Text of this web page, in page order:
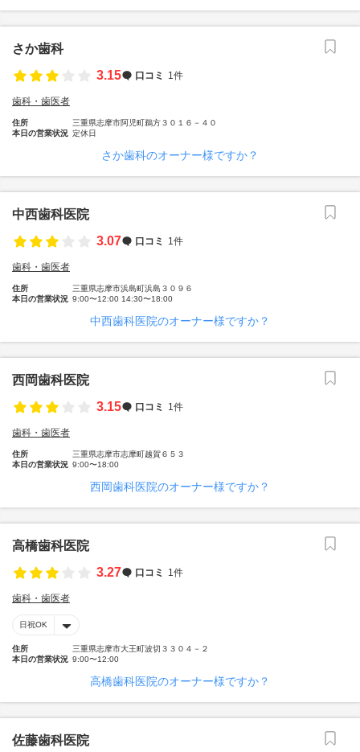
さか歯科
3.15
口コミ 1件
歯科・歯医者
住所
三重県志摩市阿児町鵜方３０１６－４０
本日の営業状況 定休日
さか歯科のオーナー様ですか？
中西歯科医院
3.07
口コミ 1件
歯科・歯医者
住所
三重県志摩市浜島町浜島３０９６
本日の営業状況 9:00〜12:00 14:30〜18:00
中西歯科医院のオーナー様ですか？
西岡歯科医院
3.15
口コミ 1件
歯科・歯医者
住所
三重県志摩市志摩町越賀６５３
本日の営業状況 9:00〜18:00
西岡歯科医院のオーナー様ですか？
高橋歯科医院
3.27
口コミ 1件
歯科・歯医者
日祝OK
住所
三重県志摩市大王町波切３３０４－２
本日の営業状況 9:00〜12:00
高橋歯科医院のオーナー様ですか？
佐藤歯科医院